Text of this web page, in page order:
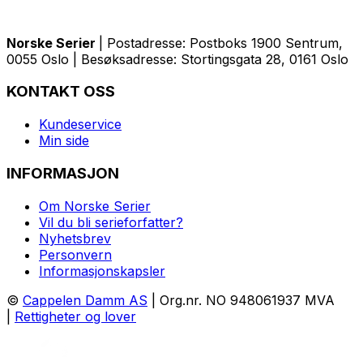
Norske Serier
| Postadresse: Postboks 1900 Sentrum,
0055 Oslo | Besøksadresse: Stortingsgata 28, 0161 Oslo
KONTAKT OSS
Kundeservice
Min side
INFORMASJON
Om Norske Serier
Vil du bli serieforfatter?
Nyhetsbrev
Personvern
Informasjonskapsler
© Cappelen Damm AS | Org.nr. NO 948061937 MVA
Rettigheter og lover